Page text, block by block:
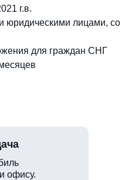
г.в.
юридическими лицами, со
для граждан СНГ
офису.